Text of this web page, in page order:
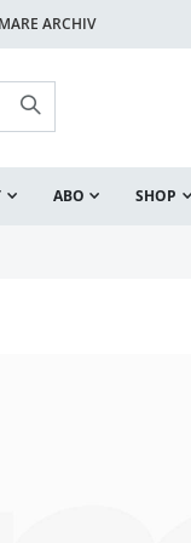
MARE ARCHIV
ABO SHOP